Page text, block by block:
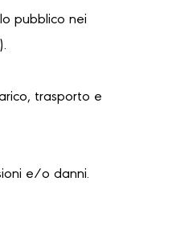
pubblico nei
trasporto e
e/o danni.